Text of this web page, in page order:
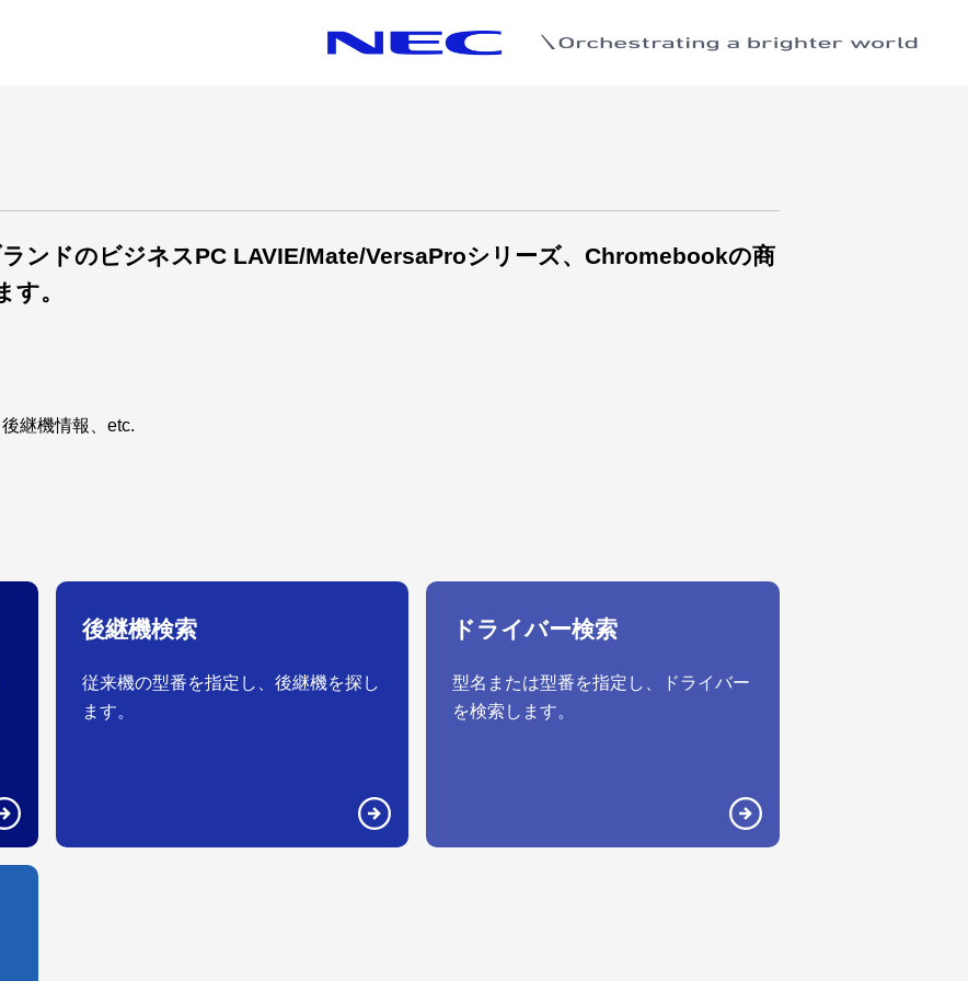
ンドのビジネスPC LAVIE/Mate/VersaProシリーズ、Chromebookの商
す。
継機情報、etc.
後継機検索
従来機の型番を指定し、後継機を探し
ます。
ドライバー検索
型名または型番を指定し、ドライバー
を検索します。